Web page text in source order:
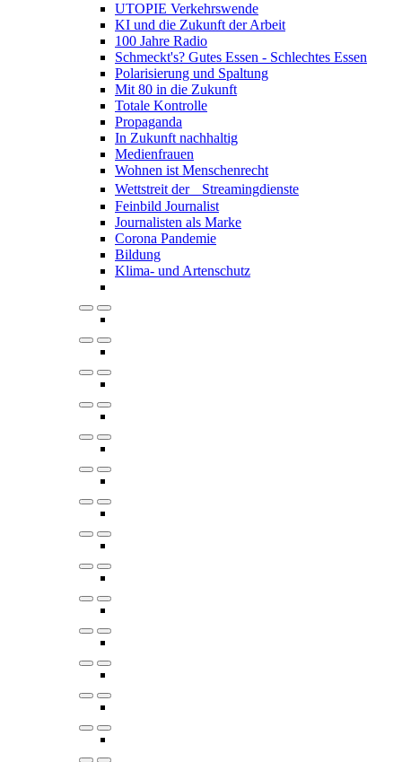
UTOPIE Verkehrswende
KI und die Zukunft der Arbeit
100 Jahre Radio
Schmeckt's? Gutes Essen - Schlechtes Essen
Polarisierung und Spaltung
Mit 80 in die Zukunft
Totale Kontrolle
Propaganda
In Zukunft nachhaltig
Medienfrauen
Wohnen ist Menschenrecht
Wettstreit der Streamingdienste
Feinbild Journalist
Journalisten als Marke
Corona Pandemie
Bildung
Klima- und Artenschutz